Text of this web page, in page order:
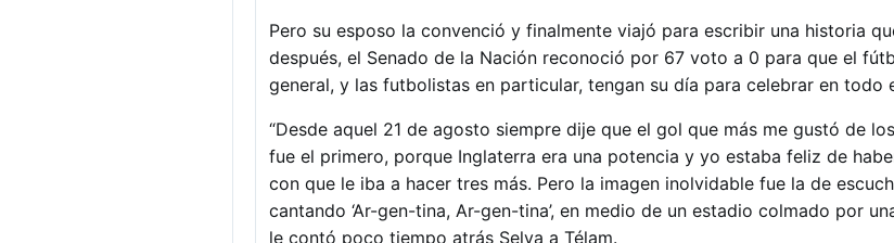
Pero su esposo la convenció y finalmente viajó para escribir una historia
después, el Senado de la Nación reconoció por 67 voto a 0 para que el
general, y las futbolistas en particular, tengan su día para celebrar en todo
“Desde aquel 21 de agosto siempre dije que el gol que más me gustó de
fue el primero, porque Inglaterra era una potencia y yo estaba feliz de
con que le iba a hacer tres más. Pero la imagen inolvidable fue la de
cantando ‘Ar-gen-tina, Ar-gen-tina’, en medio de un estadio colmado por
le contó poco tiempo atrás Selva a Télam.